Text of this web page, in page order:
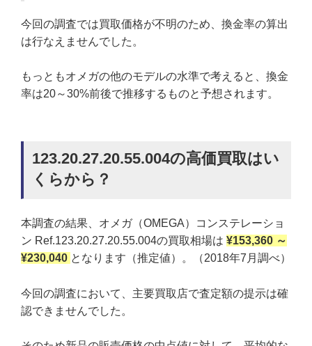
今回の調査では買取価格が不明のため、換金率の算出
は行なえませんでした。
もっともオメガの他のモデルの水準で考えると、換金
率は20～30%前後で推移するものと予想されます。
123.20.27.20.55.004の高価買取はい
くらから？
本調査の結果、オメガ（OMEGA）コンステレーショ
ン Ref.123.20.27.20.55.004の買取相場は ¥153,360 ～
¥230,040 となります（推定値）。（2018年7月調べ）
今回の調査において、主要買取店で査定額の提示は確
認できませんでした。